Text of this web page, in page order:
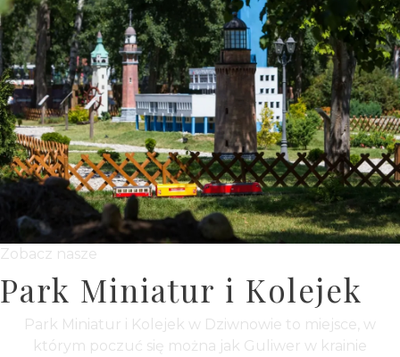
Zobacz nasze
Park Miniatur i Kolejek
Park Miniatur i Kolejek w Dziwnowie to miejsce, w
którym poczuć się można jak Guliwer w krainie